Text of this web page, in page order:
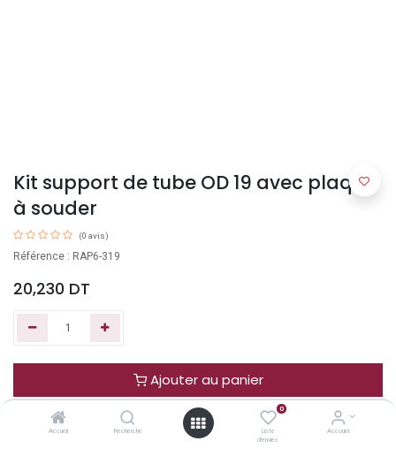
Accueil Recherche
0
Liste
d'envies
Account
Kit support de tube OD 19 avec plaque
à souder
(0 avis)
Référence : RAP6-319
20,230 DT
Ajouter au panier
Acheter maintenant